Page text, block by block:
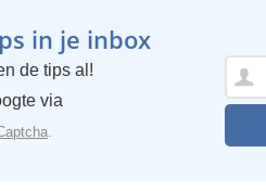
in je inbox
de tips al!
via
.